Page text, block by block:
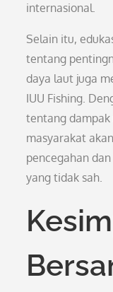
internasional.
Selain itu,
tentang
daya laut juga
IUU Fishing.
tentang dampak
masyarakat
pencegahan
yang tidak sah.